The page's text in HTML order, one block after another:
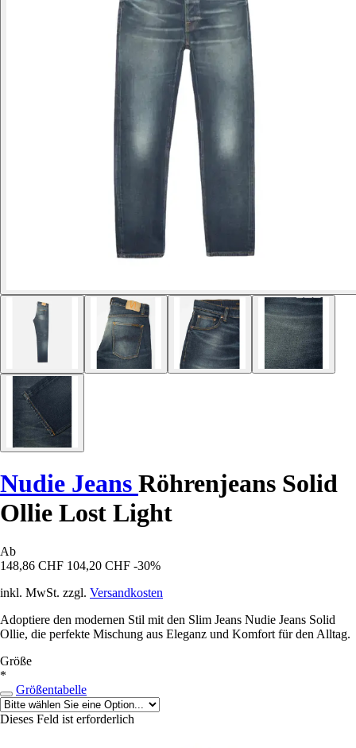
Nudie Jeans Röhrenjeans Solid
Ollie Lost Light
Ab
148,86 CHF 104,20 CHF -30%
inkl. MwSt. zzgl. Versandkosten
Adoptiere den modernen Stil mit den Slim Jeans Nudie Jeans Solid
Ollie, die perfekte Mischung aus Eleganz und Komfort für den Alltag.
Größe
*
Größentabelle
Dieses Feld ist erforderlich